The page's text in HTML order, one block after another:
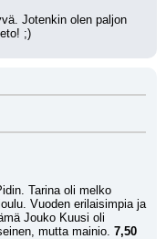
Jotenkin olen paljon
;)
Tarina oli melko
Vuoden erilaisimpia ja
Jouko Kuusi oli
mutta mainio. 7,50